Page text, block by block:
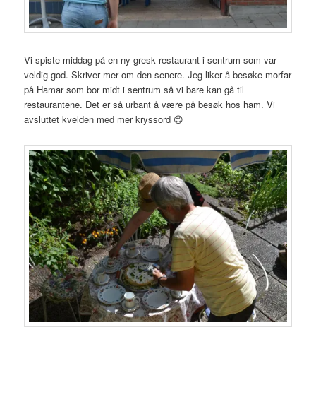
Vi spiste middag på en ny gresk restaurant i sentrum som var
veldig god. Skriver mer om den senere. Jeg liker å besøke morfar
på Hamar som bor midt i sentrum så vi bare kan gå til
restaurantene. Det er så urbant å være på besøk hos ham. Vi
avsluttet kvelden med mer kryssord 😉